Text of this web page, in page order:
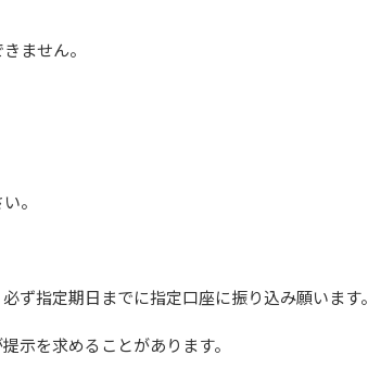
ません。
。
ず指定期日までに指定口座に振り込み願います。
示を求めることがあります。